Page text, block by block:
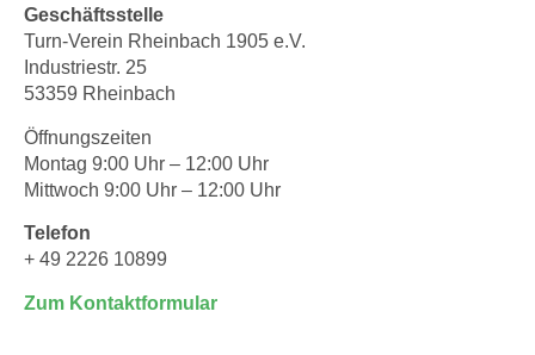
Geschäftsstelle
Turn-Verein Rheinbach 1905 e.V.
Industriestr. 25
53359 Rheinbach
Öffnungszeiten
Montag 9:00 Uhr – 12:00 Uhr
Mittwoch 9:00 Uhr – 12:00 Uhr
Telefon
+ 49 2226 10899
Zum Kontaktformular